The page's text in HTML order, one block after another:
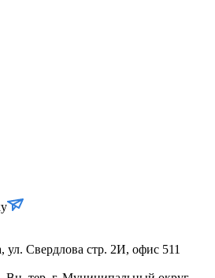
ул. Свердлова стр. 2И, офис 511